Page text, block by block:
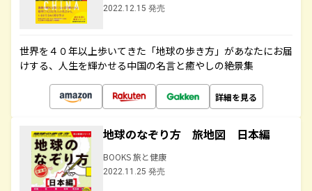
2022.12.15 発売
世界を４０年以上歩いてきた「地球の歩き方」があなたにお届
けする、人生を輝かせる中国の名言と癒やしの絶景集
詳細を見る
地球のなぞり方 旅地図 日本編
BOOKS 旅と健康
2022.11.25 発売